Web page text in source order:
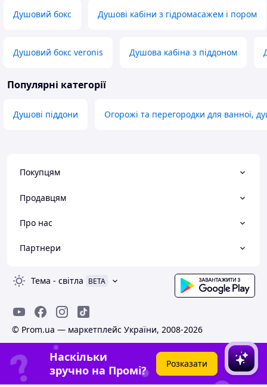
Душовий бокс Душові кабіни з гідромасажем і пором
Душовий бокс veronis Душова кабіна з піддоном
Популярні категорії
Душові піддони Огорожі та перегородки для ванної,
Покупцям
Продавцям
Про нас
Партнери
Тема - світла BETA
© Prom.ua — маркетплейс України, 2008-2026
Наскільки
зручно на Промі?
Розказати